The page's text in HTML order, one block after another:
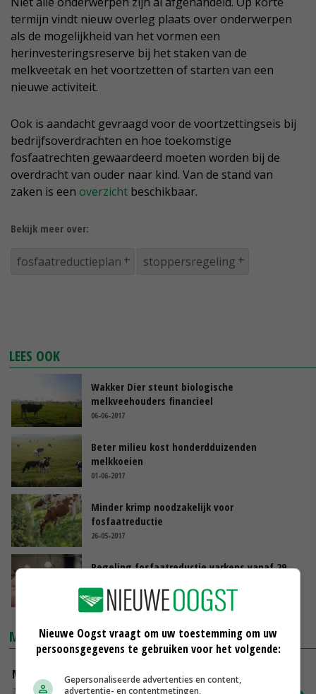
termijn vindt nieuw overleg plaats over onderwerpen
als de mogelijkheid van het vormen een
herinvesteringsreserve bij het staken van de
melkveetak en het voortzetten of starten van een
nieuwe activiteit.
Ook is aandacht gevraagd voor de voortzettingseis bij
bedrijfsoverdrachten en hoe toekomstige
fosfaatrechten gewaardeerd moeten worden bij de
overdracht van ouder naar kind. Van de stand van
zaken is een overzicht beschikbaar.
Bekijk meer over:
fosfaatreductieplan stoppersregeling
LEES OOK
Wakker Dier steunt biologische
melkveehouders financieel
06-06-2017
Beter milieu kost honderdduizenden
melkkoeien
01-06-2017
Minder krimp noodzakelijk voor
fosfaatreductie
26-05-2017
Regeling fosfaatreductie varkens vanaf 29
24-05-2017
MARKTPRIJZEN
Magere melkpoeder
Nieuwe Oogst vraagt om uw toestemming om uw
persoonsgegevens te gebruiken voor het volgende:
Gepersonaliseerde advertenties en content,
advertentie- en contentmetingen,